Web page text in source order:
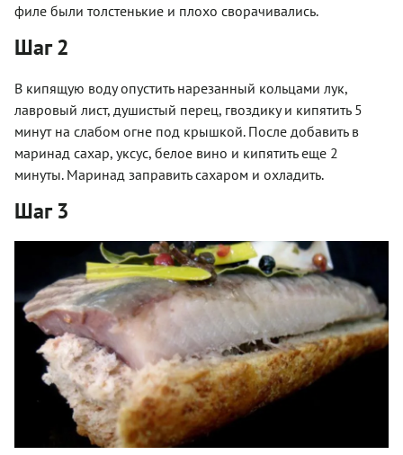
филе были толстенькие и плохо сворачивались.
Шаг 2
В кипящую воду опустить нарезанный кольцами лук,
лавровый лист, душистый перец, гвоздику и кипятить 5
минут на слабом огне под крышкой. После добавить в
маринад сахар, уксус, белое вино и кипятить еще 2
минуты. Маринад заправить сахаром и охладить.
Шаг 3